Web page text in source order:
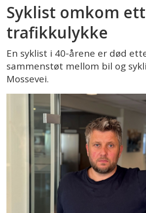
Syklist omkom
trafikkulykke
En syklist i 40-årene er død
sammenstøt mellom bil og
Mossevei.